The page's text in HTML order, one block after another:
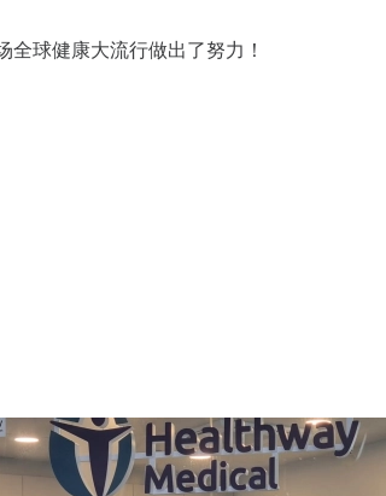
球健康大流行做出了努力！